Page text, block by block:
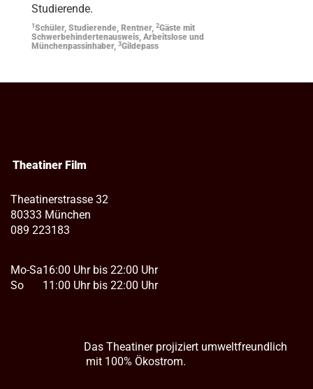
Studierende.
1 Schüler, Studierende, Rentner, 2Gäste mit
Schwerbehindertenausweis, Arbeitslose und
Münchenpassinhaber, 3Gildepass
Theatiner Film
Theatinerstrasse 32
80333 München
089 223183
Mo-Sa
So
16:00 Uhr bis 22:00 Uhr
11:00 Uhr bis 22:00 Uhr
Das Theatiner projiziert umweltfreundlich
mit 100% Ökostrom.